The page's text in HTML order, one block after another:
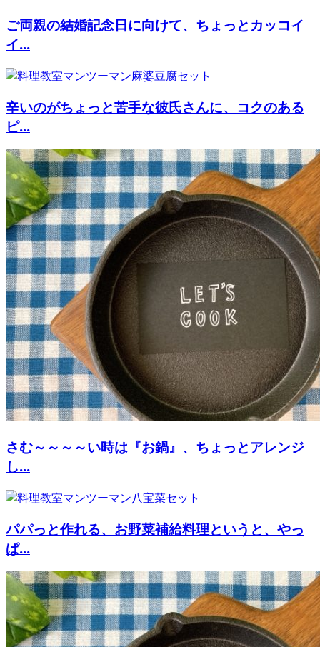
ご両親の結婚記念日に向けて、ちょっとカッコイ
イ...
辛いのがちょっと苦手な彼氏さんに、コクのある
ピ...
さむ～～～～い時は『お鍋』、ちょっとアレンジ
し...
パパっと作れる、お野菜補給料理というと、やっ
ぱ...